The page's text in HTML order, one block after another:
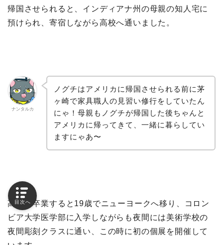
帰国させられると、インディアナ州の母親の知人宅に
預けられ、寄宿しながら高校へ通いました。
ナンタルカ
ノグチはアメリカに帰国させられる前に茅
ヶ崎で家具職人の見習い修行をしていたん
にゃ！母親もノグチが帰国した後ちゃんと
アメリカに帰ってきて、一緒に暮らしてい
ますにゃあ〜
高校を卒業すると19歳でニューヨークへ移り、コロン
ビア大学医学部に入学しながらも夜間には美術学校の
夜間彫刻クラスに通い、この時に初の個展を開催して
目次へ